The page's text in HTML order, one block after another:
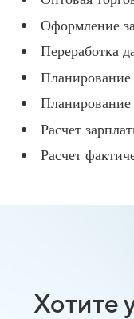
Оформление
Переработка
Планирование
Расчет
Расчет
Хотите